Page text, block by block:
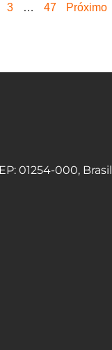
3 … 47 Próximo
01254-000, Brasil